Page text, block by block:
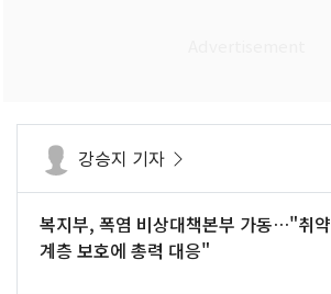
강승지 기자
복지부, 폭염 비상대책본부 가동…"취약
계층 보호에 총력 대응"